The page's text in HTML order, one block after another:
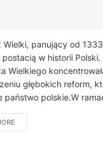
Wielki, panujący od
w historii
Wielkiego
głębokich reform,
państwo polskie.W